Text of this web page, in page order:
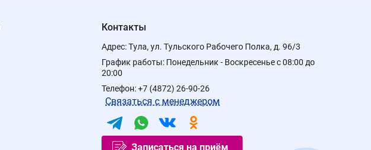
Контакты
Адрес: Тула, ул. Тульского Рабочего Полка, д. 96/3
График работы: Понедельник - Воскресенье с 08:00 до
20:00
Телефон: +7 (4872) 26-90-26
Связаться с менеджером
Записаться на приём